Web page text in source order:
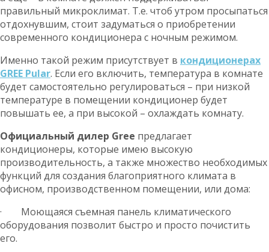
правильный микроклимат. Т.е. чтоб утром просыпаться
отдохнувшим, стоит задуматься о приобретении
современного кондиционера с ночным режимом.
Именно такой режим присутствует в кондиционерах
GREE Pular. Если его включить, температура в комнате
будет самостоятельно регулироваться – при низкой
температуре в помещении кондиционер будет
повышать ее, а при высокой – охлаждать комнату.
Официальный дилер Gree предлагает
кондиционеры, которые имею высокую
производительность, а также множество необходимых
функций для создания благоприятного климата в
офисном, производственном помещении, или дома:
· Моющаяся съемная панель климатического
оборудования позволит быстро и просто почистить
его.